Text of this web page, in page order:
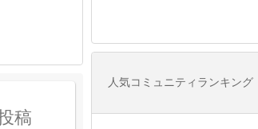
稿
人気コミュニティランキング